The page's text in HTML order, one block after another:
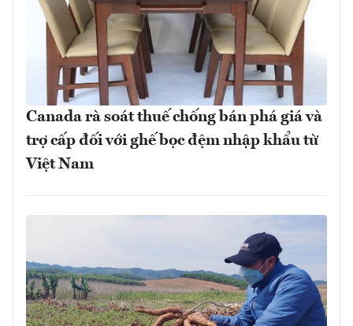
Canada rà soát thuế chống bán phá giá và
trợ cấp đối với ghế bọc đệm nhập khẩu từ
Việt Nam